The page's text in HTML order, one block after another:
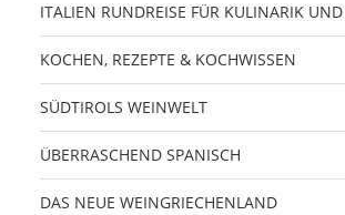
ITALIEN RUNDREISE FÜR KULINARIK
KOCHEN, REZEPTE & KOCHWISSEN
SÜDTIROLS WEINWELT
ÜBERRASCHEND SPANISCH
DAS NEUE WEINGRIECHENLAND